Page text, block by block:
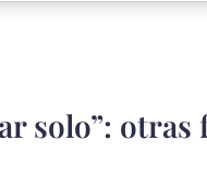
solo”: